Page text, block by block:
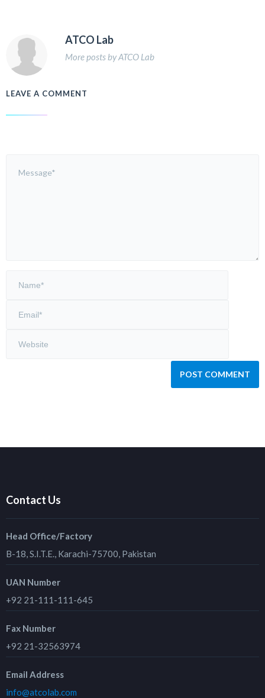
ATCO Lab
More posts by ATCO Lab
LEAVE A COMMENT
Contact Us
Head Office/Factory
B-18, S.I.T.E., Karachi-75700, Pakistan
UAN Number
+92 21-111-111-645
Fax Number
+92 21-32563974
Email Address
info@atcolab.com